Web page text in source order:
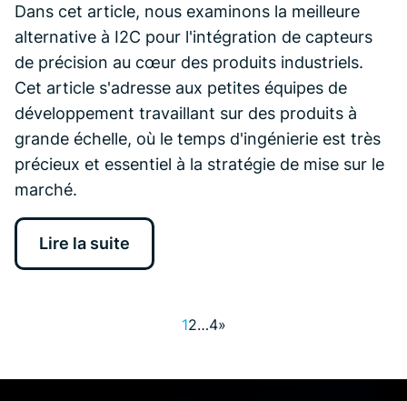
Dans cet article, nous examinons la meilleure
alternative à I2C pour l'intégration de capteurs
de précision au cœur des produits industriels.
Cet article s'adresse aux petites équipes de
développement travaillant sur des produits à
grande échelle, où le temps d'ingénierie est très
précieux et essentiel à la stratégie de mise sur le
marché.
Lire la suite
12…4»